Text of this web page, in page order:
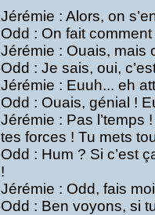
Jérémie : Alors, on
Odd : On fait
Jérémie : Ouais, mais
Odd : Je sais, oui,
Jérémie : Euuh... eh
Odd : Ouais, génial !
Jérémie : Pas l’temps
tes forces ! Tu mets
Odd : Hum ? Si c’est
!
Jérémie : Odd, fais
Odd : Ben voyons, si